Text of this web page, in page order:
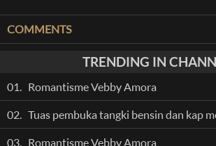
COMMENTS
TRENDING IN
01. Romantisme Vebby Amora
02. Tuas pembuka tangki bensin dan kap
03. Romantisme Vebby Amora